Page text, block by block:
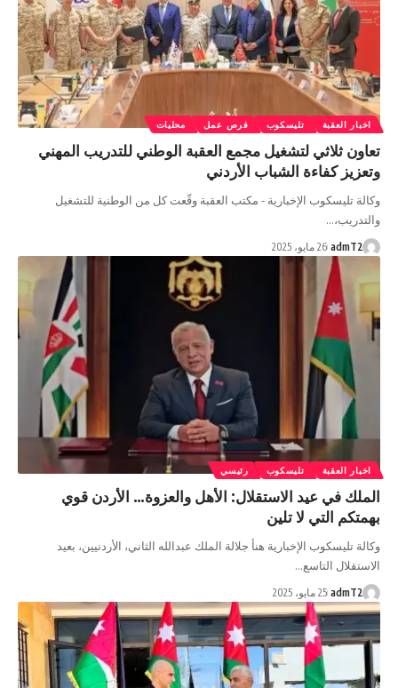
اخبار العقبة تليسكوب فرص عمل محليات
تعاون ثلاثي لتشغيل مجمع العقبة الوطني للتدريب المهني
وتعزيز كفاءة الشباب الأردني
وكالة تليسكوب الإخبارية - مكتب العقبة وقّعت كل من الوطنية للتشغيل
والتدريب،…
admT2 26 مايو، 2025
اخبار العقبة تليسكوب رئيسي
الملك في عيد الاستقلال: الأهل والعزوة… الأردن قوي
بهمتكم التي لا تلين
وكالة تليسكوب الإخبارية هنأ جلالة الملك عبدالله الثاني، الأردنيين، بعيد
الاستقلال التاسع…
admT2 25 مايو، 2025